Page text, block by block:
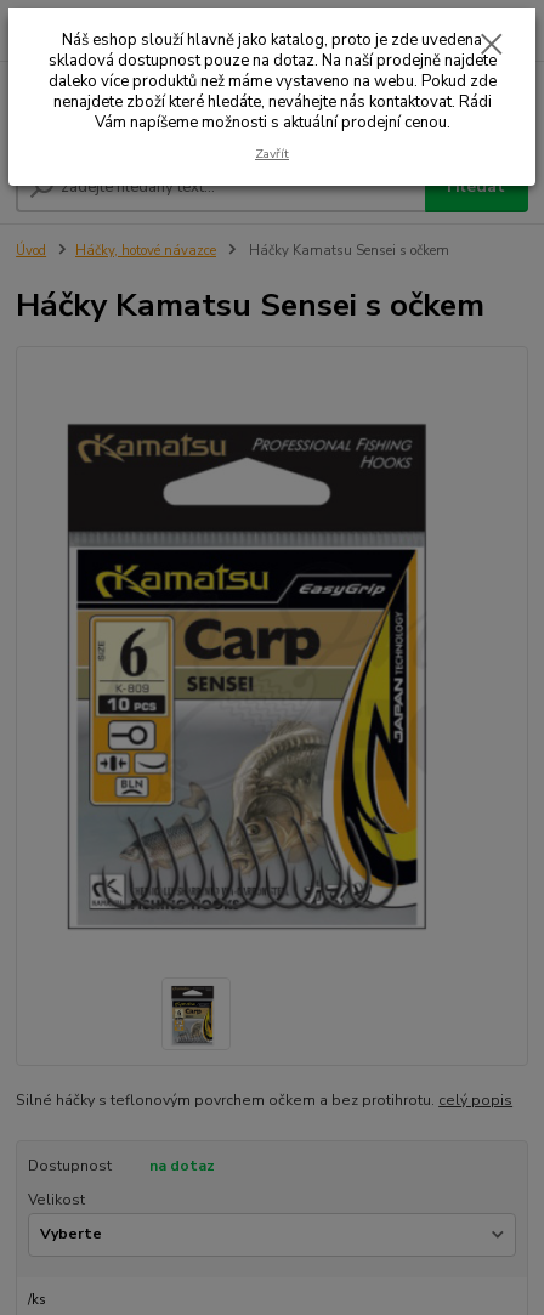
Menu
Hledat
+420 732 707 573 za
Úvod Háčky, hotové návazce Háčky Kamatsu Sensei s očkem
Háčky Kamatsu Sensei s očkem
Silné háčky s teflonovým povrchem očkem a bez protihrotu. celý popis
Dostupnost
na dotaz
Velikost
/ks
Náš eshop slouží hlavně jako katalog, proto je zde uvedena
skladová dostupnost pouze na dotaz. Na naší prodejně najdete
daleko více produktů než máme vystaveno na webu. Pokud zde
nenajdete zboží které hledáte, neváhejte nás kontaktovat. Rádi
Vám napíšeme možnosti s aktuální prodejní cenou.
Zavřít